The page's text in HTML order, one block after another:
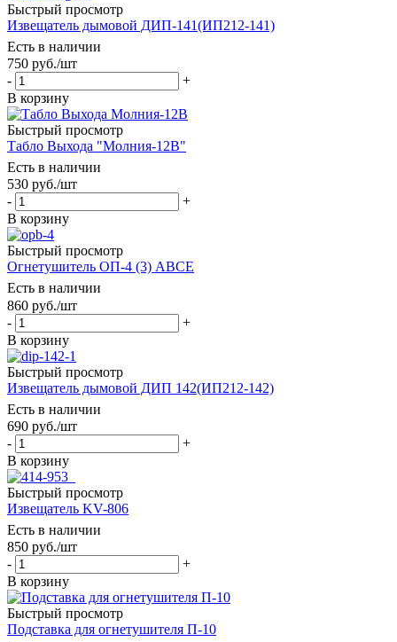
Быстрый просмотр
Извещатель дымовой ДИП-141(ИП212-141)
Есть в наличии
750 руб./шт
-
+
В корзину
Быстрый просмотр
Табло Выхода "Молния-12В"
Есть в наличии
530 руб./шт
-
+
В корзину
Быстрый просмотр
Огнетушитель ОП-4 (3) АВСЕ
Есть в наличии
860 руб./шт
-
+
В корзину
Быстрый просмотр
Извещатель дымовой ДИП 142(ИП212-142)
Есть в наличии
690 руб./шт
-
+
В корзину
Быстрый просмотр
Извещатель KV-806
Есть в наличии
850 руб./шт
-
+
В корзину
Быстрый просмотр
Подставка для огнетушителя П-10